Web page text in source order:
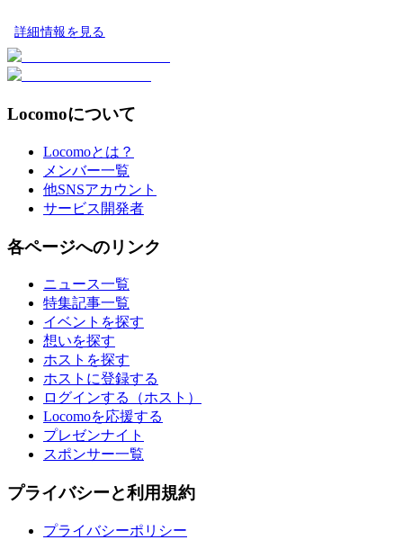
詳細情報を見る
Locomoについて
Locomoとは？
メンバー一覧
他SNSアカウント
サービス開発者
各ページへのリンク
ニュース一覧
特集記事一覧
イベントを探す
想いを探す
ホストを探す
ホストに登録する
ログインする（ホスト）
Locomoを応援する
プレゼンナイト
スポンサー一覧
プライバシーと利用規約
プライバシーポリシー